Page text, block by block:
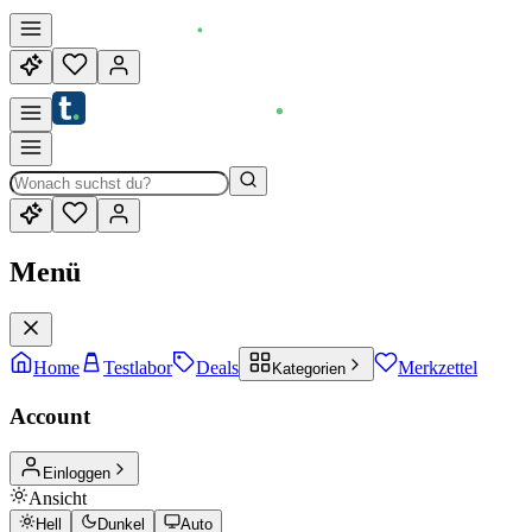
Menü
Home Testlabor Deals Kategorien Merkzettel
Account
Einloggen
Ansicht
Hell Dunkel Auto